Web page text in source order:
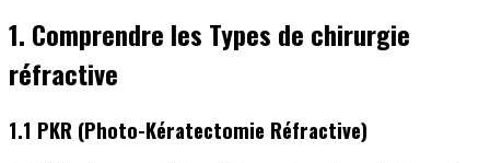
1. Comprendre les Types de chirurgie
réfractive
1.1 PKR (Photo-Kératectomie Réfractive)